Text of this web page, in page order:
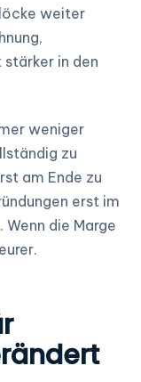
weiter
in den
weniger
zu
am Ende zu
erst im
die Marge